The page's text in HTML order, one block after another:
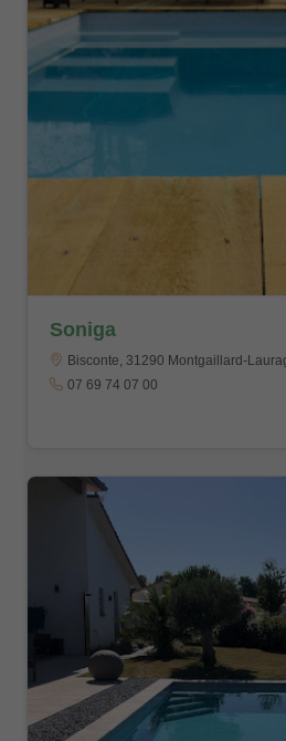
Soniga
Bisconte, 31290 Montgaillard-
07 69 74 07 00